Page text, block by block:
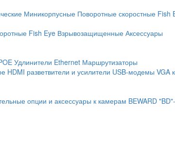
Миникорпусные Поворотные скоростные Fish
Fish Eye Взрывозащищенные Аксессуары
Удлинители Ethernet Маршрутизаторы
HDMI разветвители и усилители USB-модемы VGA
опции и аксессуары к камерам BEWARD